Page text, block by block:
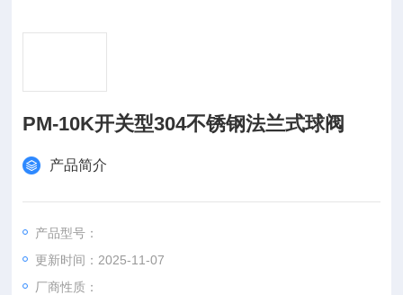
PM-10K开关型304不锈钢法兰式球阀
产品简介
产品型号：
更新时间：2025-11-07
厂商性质：